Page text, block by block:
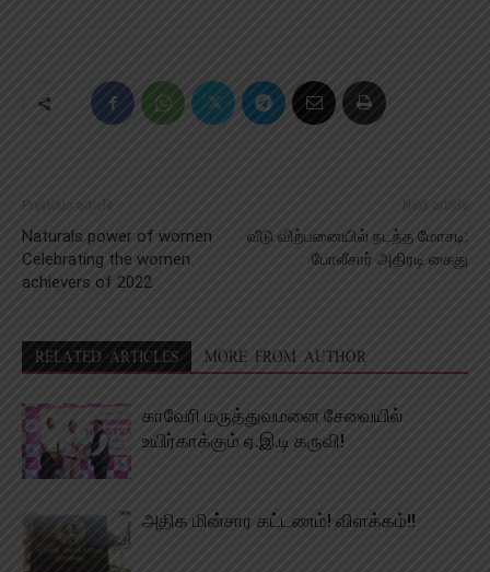
Previous article
Naturals power of women
Celebrating the women
achievers of 2022
Next article
வீடு விற்பனையில் நடந்த மோசடி:
போலீசார் அதிரடி கைது
RELATED ARTICLES MORE FROM AUTHOR
காவேரி மருத்துவமனை சேவையில்
உயிர்காக்கும் ஏ.இ.டி கருவி!
அதிக மின்சார கட்டணம்! விளக்கம்!!